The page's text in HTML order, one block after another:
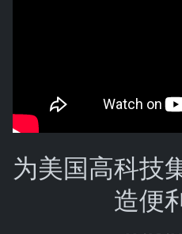
为美国高科技
造便